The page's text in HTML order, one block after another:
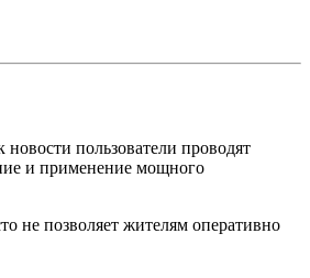
пользователи проводят
и применение мощного
не позволяет жителям оперативно